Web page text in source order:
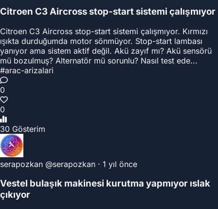
Citroen C3 Aircross stop-start sistemi çalışmıyor
Citroen C3 Aircross stop-start sistemi çalışmıyor. Kırmızı
ışıkta durduğumda motor sönmüyor. Stop-start lambası
yanıyor ama sistem aktif değil. Akü zayıf mı? Akü sensörü
mü bozulmuş? Alternatör mü sorunlu? Nasıl test ede...
#arac-arizalari
0
0
30 Gösterim
serapozkan @serapozkan · 1 yıl önce
Vestel bulaşık makinesi kurutma yapmıyor ıslak
çıkıyor